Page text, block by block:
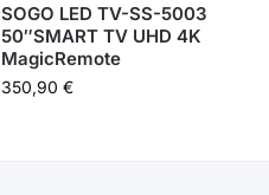
SOGO LED TV-SS-5003
50″SMART TV UHD 4K
MagicRemote
350,90 €